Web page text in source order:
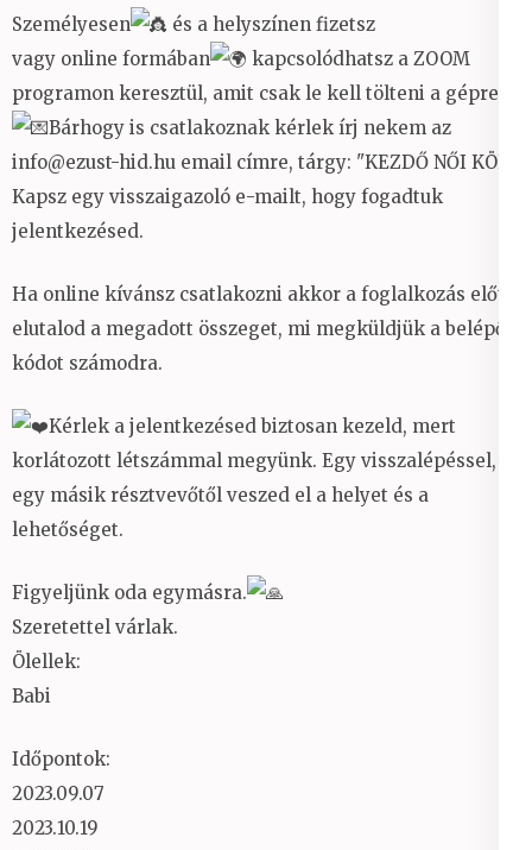
Személyesen
és a helyszínen fizetsz
vagy online formában
kapcsolódhatsz a ZOOM
programon keresztül, amit csak le kell tölteni a gépre.
Bárhogy is csatlakoznak kérlek írj nekem az
info@ezust-hid.hu email címre, tárgy: "KEZDŐ NŐI KÖR".
Kapsz egy visszaigazoló e-mailt, hogy fogadtuk
jelentkezésed.
Ha online kívánsz csatlakozni akkor a foglalkozás előtt
elutalod a megadott összeget, mi megküldjük a belépő
kódot számodra.
Kérlek a jelentkezésed biztosan kezeld, mert
korlátozott létszámmal megyünk. Egy visszalépéssel,
egy másik résztvevőtől veszed el a helyet és a
lehetőséget.
Figyeljünk oda egymásra.
Szeretettel várlak.
Ölellek:
Babi
Időpontok:
2023.09.07
2023.10.19